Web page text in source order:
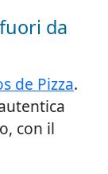
da
de Pizza.
con il